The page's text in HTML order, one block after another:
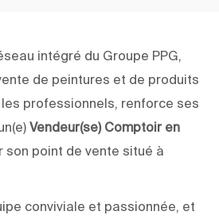
intégré du Groupe PPG,
de peintures et de produits
professionnels, renforce ses
Vendeur(se) Comptoir en
son point de vente situé à
conviviale et passionnée, et